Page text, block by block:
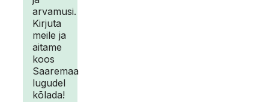
arvamusi.
Kirjuta
meile ja
aitame
koos
Saaremaa
lugudel
kõlada!